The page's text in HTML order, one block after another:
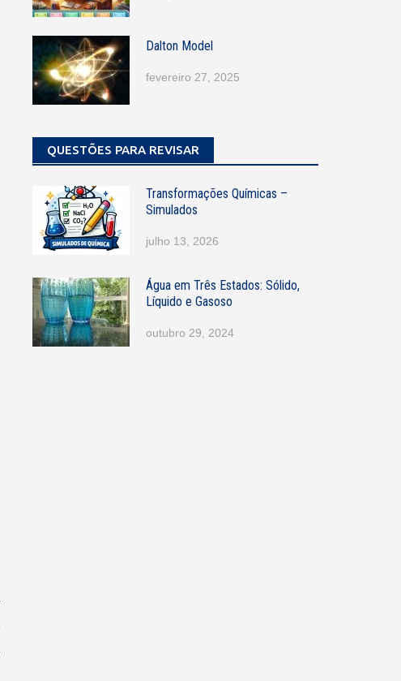
Dalton Model
fevereiro 27, 2025
QUESTÕES PARA REVISAR
Transformações Químicas –
Simulados
julho 13, 2026
Água em Três Estados: Sólido,
Líquido e Gasoso
outubro 29, 2024